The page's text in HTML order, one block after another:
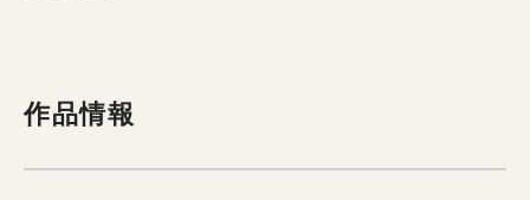
作品情報